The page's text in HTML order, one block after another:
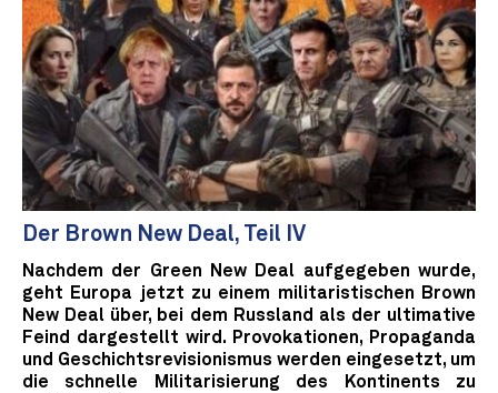
Der Brown New Deal, Teil IV
Nachdem der Green New Deal aufgegeben wurde,
geht Europa jetzt zu einem militaristischen Brown
New Deal über, bei dem Russland als der ultimative
Feind dargestellt wird. Provokationen, Propaganda
und Geschichtsrevisionismus werden eingesetzt, um
die schnelle Militarisierung des Kontinents zu